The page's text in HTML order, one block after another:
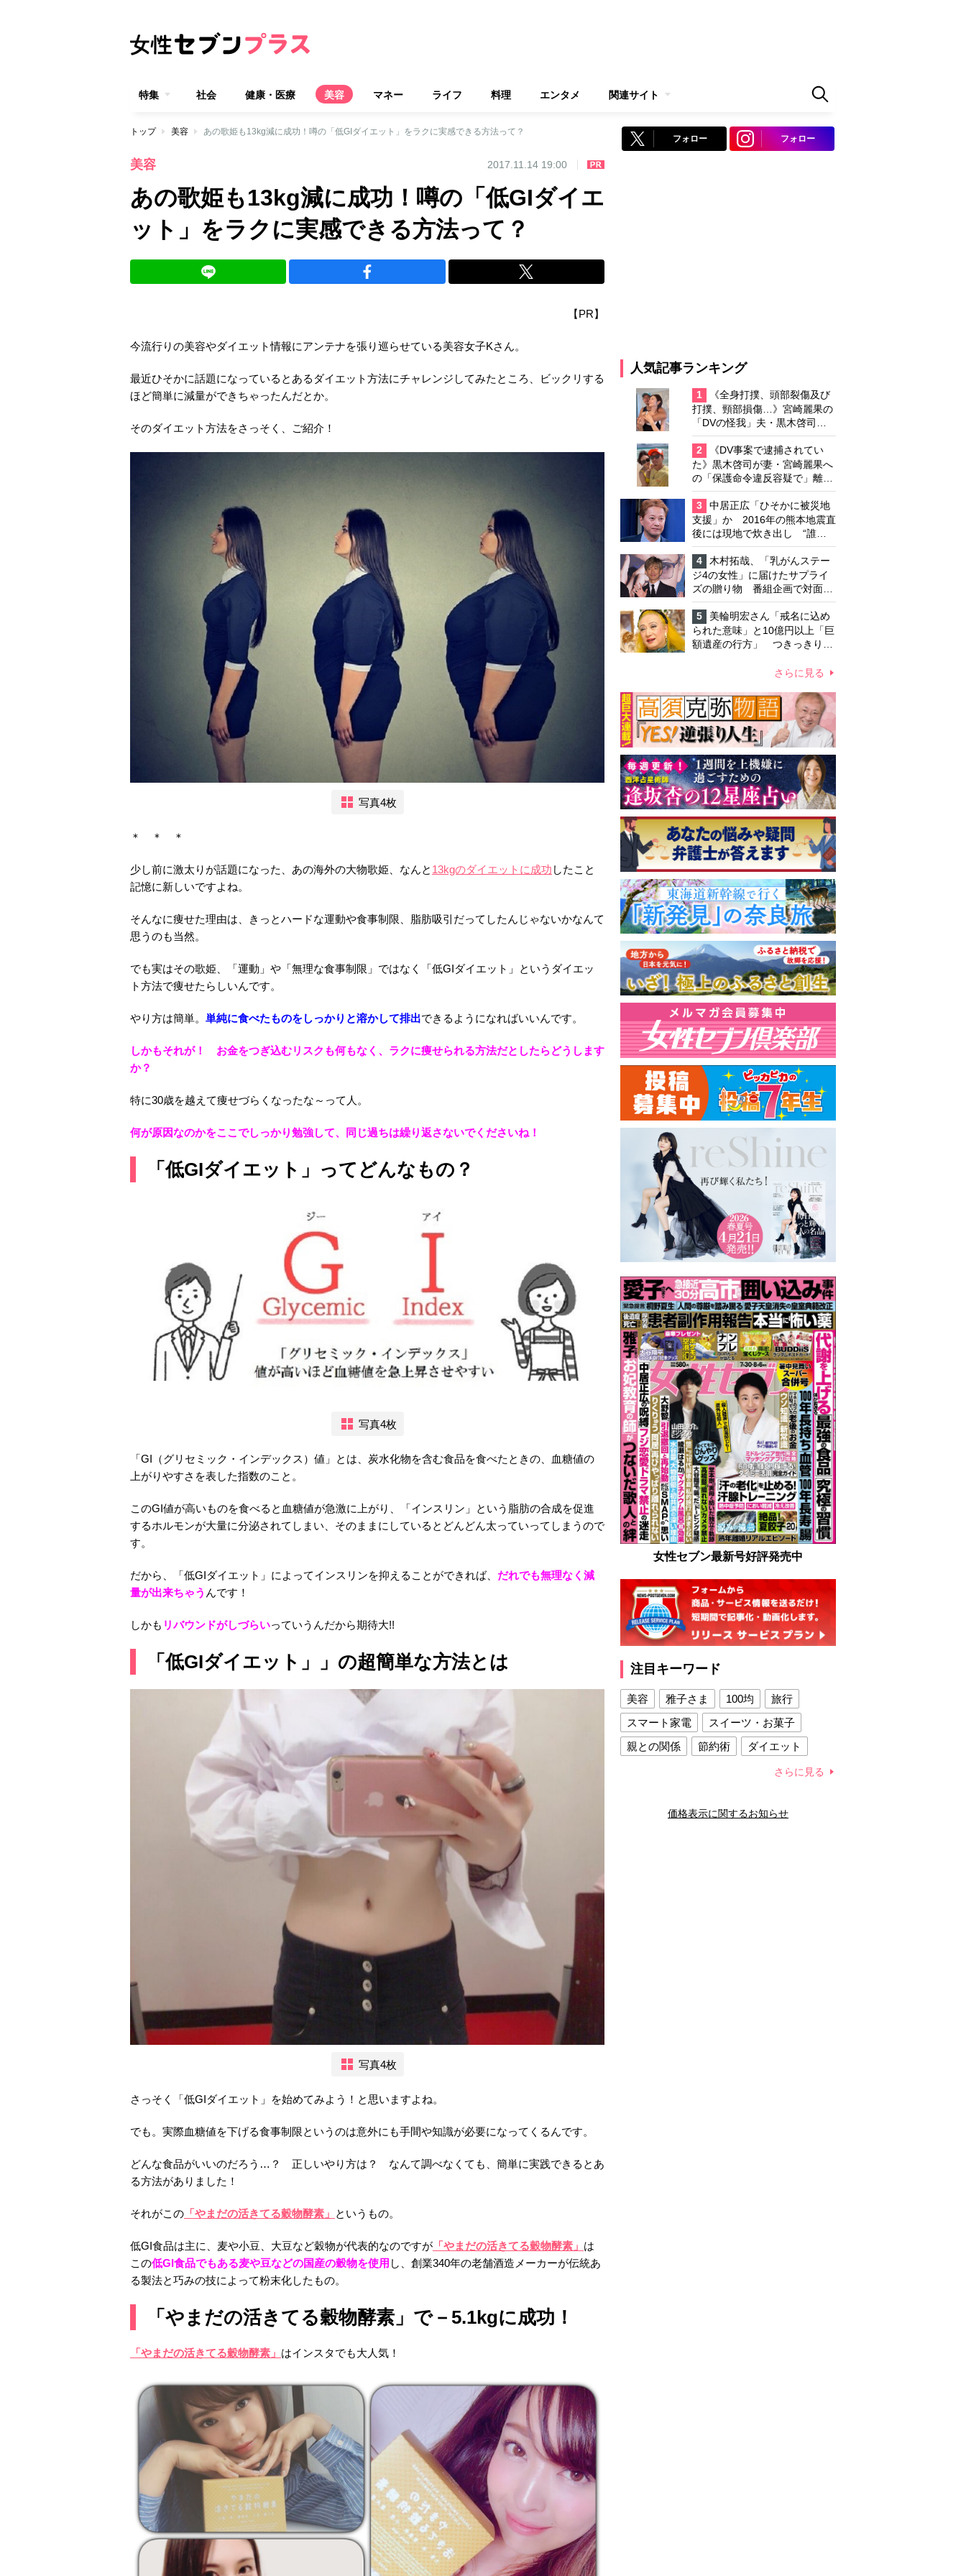
特集 社会 健康・医療 美容 マネー ライフ 料理 エンタメ 関連サイト
トップ 美容 あの歌姫も13kg減に成功！噂の「低GIダイエット」をラクに実感できる方法って？
美容 2017.11.14 19:00
あの歌姫も13kg減に成功！噂の「低GIダイエ
ット」をラクに実感できる方法って？
【PR】
今流行りの美容やダイエット情報にアンテナを張り巡らせている美容女子Kさん。
最近ひそかに話題になっているとあるダイエット方法にチャレンジしてみたところ、ビックリする
ほど簡単に減量ができちゃったんだとか。
そのダイエット方法をさっそく、ご紹介！
写真4枚
＊ ＊ ＊
少し前に激太りが話題になった、あの海外の大物歌姫、なんと 13kgのダイエットに成功 したこと
記憶に新しいですよね。
そんなに痩せた理由は、きっとハードな運動や食事制限、脂肪吸引だってしたんじゃないかなんて
思うのも当然。
でも実はその歌姫、「運動」や「無理な食事制限」ではなく「低GIダイエット」というダイエッ
ト方法で痩せたらしいんです。
やり方は簡単。 単純に食べたものをしっかりと溶かして排出できるようになればいいんです。
しかもそれが！ お金をつぎ込むリスクも何もなく、ラクに痩せられる方法だとしたらどうします
か？
特に30歳を越えて痩せづらくなったな～って人。
何が原因なのかをここでしっかり勉強して、同じ過ちは繰り返さないでくださいね！
「低GIダイエット」ってどんなもの？
写真4枚
「GI（グリセミック・インデックス）値」とは、炭水化物を含む食品を食べたときの、血糖値の
上がりやすさを表した指数のこと。
このGI値が高いものを食べると血糖値が急激に上がり、「インスリン」という脂肪の合成を促進
するホルモンが大量に分泌されてしまい、そのままにしているとどんどん太っていってしまうので
す。
だから、「低GIダイエット」によってインスリンを抑えることができれば、 だれでも無理なく減
量が出来ちゃう んです！
しかも リバウンドがしづらいっていうんだから期待大!!
「低GIダイエット」」の超簡単な方法とは
写真4枚
さっそく「低GIダイエット」を始めてみよう！と思いますよね。
でも。実際血糖値を下げる食事制限というのは意外にも手間や知識が必要になってくるんです。
どんな食品がいいのだろう…？ 正しいやり方は？ なんて調べなくても、簡単に実践できるとあ
る方法がありました！
それがこの 「やまだの活きてる穀物酵素」 というもの。
低GI食品は主に、麦や小豆、大豆など穀物が代表的なのですが 「やまだの活きてる穀物酵素」 は
この低GI食品でもある麦や豆などの国産の穀物を使用 し、創業340年の老舗酒造メーカーが伝統あ
る製法と巧みの技によって粉末化したもの。
「やまだの活きてる穀物酵素」で－5.1kgに成功！
「やまだの活きてる穀物酵素」 はインスタでも大人気！
フォロー フォロー
人気記事ランキング
1
《全身打撲、頭部裂傷及び
打撲、頸部損傷…》宮崎麗果の
「DVの怪我」夫・黒木啓司の
逮捕で始まる「夫婦の闘争」
2
《DV事案で逮捕されてい
た》黒木啓司が妻・宮崎麗果へ
の「保護命令違反容疑で」離婚
協議は「第二ステージ」へ
3
中居正広「ひそかに被災地
支援」か 2016年の熊本地震直
後には現地で炊き出し “誰に
も知られなくて良い”と、むし
ろ強まる福祉活動への思い
4
木村拓哉、「乳がんステー
ジ4の女性」に届けたサプライ
ズの贈り物 番組企画で対面し
たファンが、夢と希望を与える
心遣いに「うれしくて号泣しま
した」
5
美輪明宏さん「戒名に込め
られた意味」と10億円以上「巨
額遺産の行方」 つきっきりで
さらに見る
女性セブン最新号好評発売中
注目キーワード
美容 雅子さま 100均
旅行
スマート家電
スイーツ・お菓子
親との関係
節約術
ダイエット
夫との関係
新津春子 どか食い
さらに見る
価格表示に関するお知らせ